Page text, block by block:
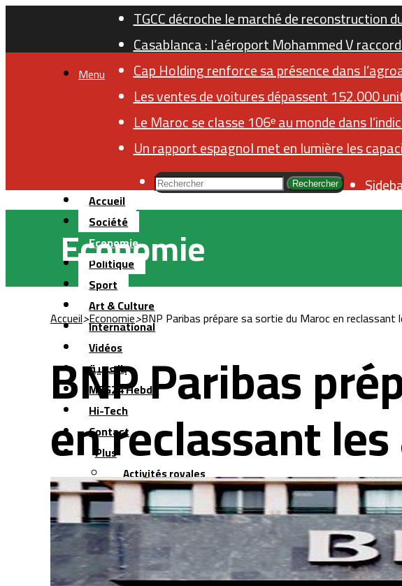
TGCC décroche le marché de reconstruction
Casablanca : l’aéroport Mohammed V
Cap Holding renforce sa présence dans
Les ventes de voitures dépassent 152.000
Le Maroc se classe 106ᵉ au monde dans
Un rapport espagnol met en lumière les
Rechercher
Menu
Accueil
Société
Economie
Politique
Sport
Art & Culture
International
Vidéos
بالعربية
MCG24 Hebdo
Hi-Tech
Contact
Plus
Activités royales
Economie
Accueil>Economie>BNP Paribas prépare sa sortie du Maroc en reclassant
BNP Paribas
en reclassant